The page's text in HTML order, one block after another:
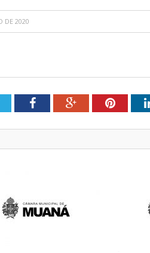
DE 2020
FacebookGoogle+